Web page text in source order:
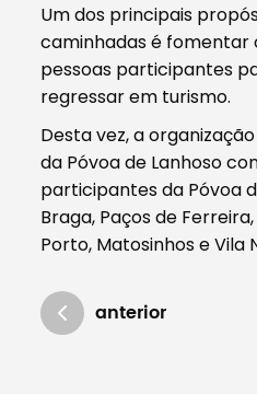
Um dos principais
caminhadas é fomentar
pessoas participantes
regressar em turismo.
Desta vez, a
da Póvoa de Lanhoso
participantes da Póvoa
Braga, Paços de
Porto, Matosinhos e Vila
anterior